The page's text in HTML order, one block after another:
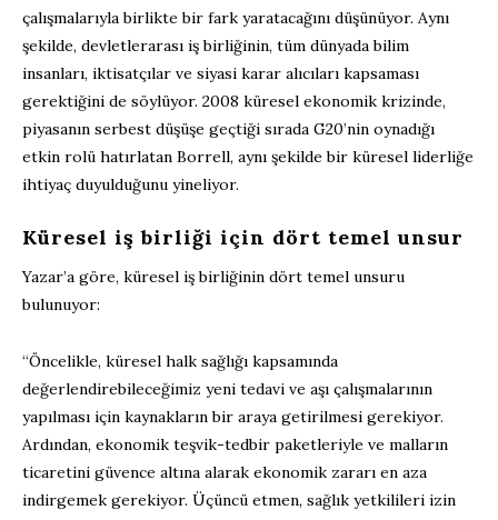
çalışmalarıyla birlikte bir fark yaratacağını düşünüyor. Aynı
şekilde, devletlerarası iş birliğinin, tüm dünyada bilim
insanları, iktisatçılar ve siyasi karar alıcıları kapsaması
gerektiğini de söylüyor. 2008 küresel ekonomik krizinde,
piyasanın serbest düşüşe geçtiği sırada G20’nin oynadığı
etkin rolü hatırlatan Borrell, aynı şekilde bir küresel liderliğe
ihtiyaç duyulduğunu yineliyor.
Küresel iş birliği için dört temel unsur
Yazar’a göre, küresel iş birliğinin dört temel unsuru
bulunuyor:
“Öncelikle, küresel halk sağlığı kapsamında
değerlendirebileceğimiz yeni tedavi ve aşı çalışmalarının
yapılması için kaynakların bir araya getirilmesi gerekiyor.
Ardından, ekonomik teşvik-tedbir paketleriyle ve malların
ticaretini güvence altına alarak ekonomik zararı en aza
indirgemek gerekiyor. Üçüncü etmen, sağlık yetkilileri izin